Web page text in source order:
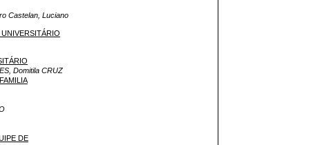
Castelan, Luciano
Domitila CRUZ
DE